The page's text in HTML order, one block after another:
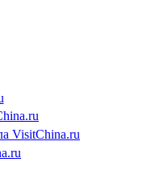
VisitChina.ru